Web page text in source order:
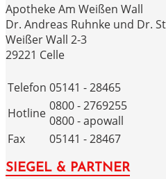
Apotheke Am Weißen Wall
Dr. Andreas Ruhnke und Dr.
Weißer Wall 2-3
29221 Celle
Telefon 05141 - 28465
Hotline 0800 - 2769255
0800 - apowall
Fax
05141 - 28467
SIEGEL & PARTNER